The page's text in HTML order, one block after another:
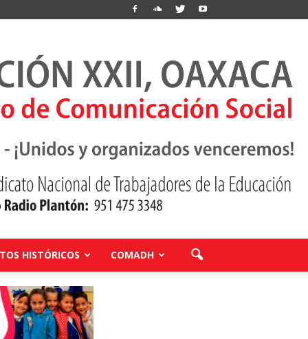
HISTÓRICOS COMADH